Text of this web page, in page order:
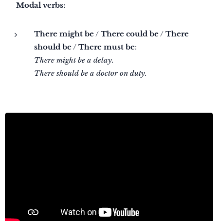
Modal verbs:
There might be/ There could be/ There
should be/ There must be:
There might be a delay.
There should be a doctor on duty.